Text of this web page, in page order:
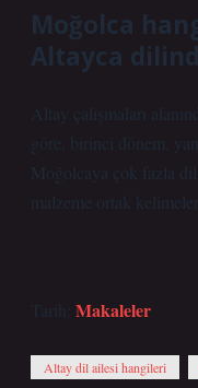
Moğolca
Altayca
Altay çalışmaları
göre, birinci dönem,
Moğolcaya çok fazla
malzeme ortak
Tarih: Makaleler
Altay dil ailesi hangileri